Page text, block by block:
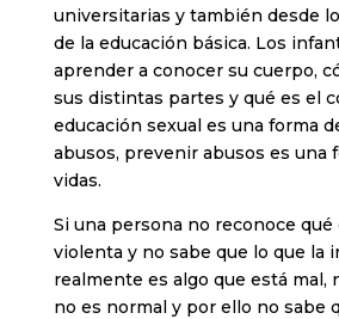
universitarias y también desde
de la educación básica. Los
aprender a conocer su cuerpo,
sus distintas partes y qué es el
educación sexual es una forma
abusos, prevenir abusos es una
vidas.
Si una persona no reconoce qué
violenta y no sabe que lo que la
realmente es algo que está mal,
no es normal y por ello no sabe